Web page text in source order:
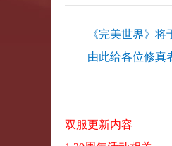
《完美世界》将
由此给各位修真者
双服更新内容